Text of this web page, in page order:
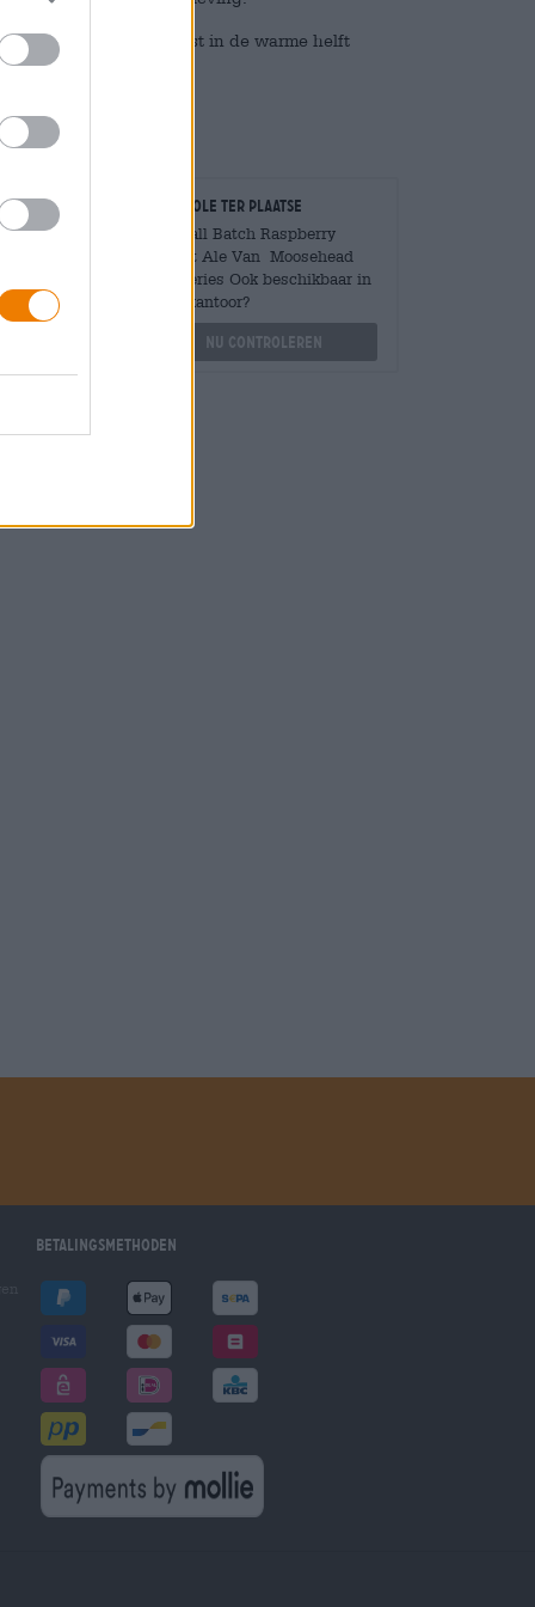
genot dat verfrist in de warme helft
koude maanden.
Controle ter plaatse
Is Small Batch Raspberry
Wheat Ale Van Moosehead
Breweries Ook beschikbaar in
mijn kantoor?
Nu controleren
Betalingsmethoden